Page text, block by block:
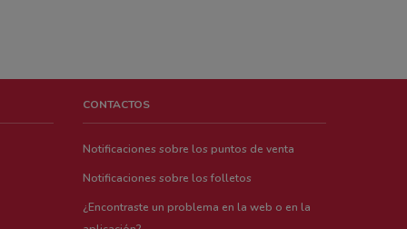
CONTACTOS
Notificaciones sobre los puntos de venta
Notificaciones sobre los folletos
¿Encontraste un problema en la web o en la